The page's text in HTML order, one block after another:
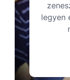
legyen